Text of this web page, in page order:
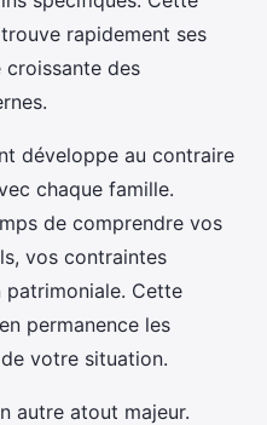
rapidement ses
des
développe au contraire
chaque famille.
de comprendre vos
vos contraintes
Cette
permanence les
votre situation.
autre atout majeur.